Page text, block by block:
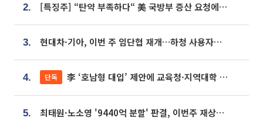
2. [특징주] “탄약 부족하다“ 美 국방부 증산 요청에⋯국내 방산주 급등세
3. 현대차·기아, 이번 주 임단협 재개…하청 사용자성 재심도 ‘변수’
4. 단독 李 ‘호남형 대입’ 제안에 교육청·지역대학 서·논술형 입시 연계 '착수'
5. 최태원·노소영 '9440억 분할' 판결, 이번주 재상고 여부 주목